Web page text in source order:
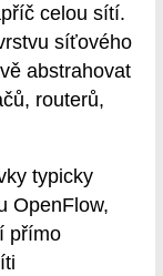
celou sítí.
síťového
abstrahovat
routerů,
typicky
OpenFlow,
přímo